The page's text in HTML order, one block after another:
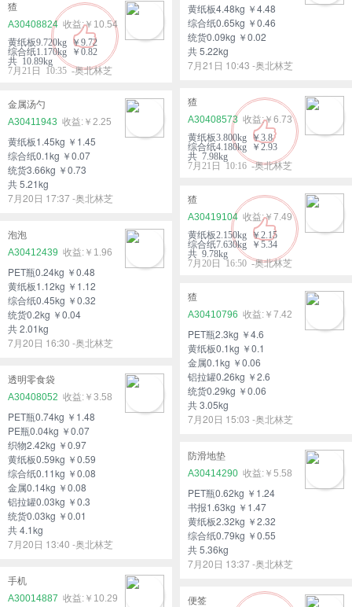
黄纸板4.48kg ￥4.48
综合纸0.65kg ￥0.46
统货0.09kg ￥0.02
共 5.22kg
7月21日 10:43 -奥北林芝
猹
A30408824
￥10.54
黄纸板9.720kg ￥9.72
综合纸1.170kg ￥0.82
共 10.89kg
7月21日 10:35 -奥北林芝
猹
A30408573
￥6.73
黄纸板3.800kg ￥3.8
综合纸4.180kg ￥2.93
共 7.98kg
7月21日 10:16 -奥北林芝
金属汤勺
A30411943
￥2.25
黄纸板1.45kg ￥1.45
综合纸0.1kg ￥0.07
统货3.66kg ￥0.73
共 5.21kg
7月20日 17:37 -奥北林芝
猹
A30419104
￥7.49
黄纸板2.150kg ￥2.15
综合纸7.630kg ￥5.34
共 9.78kg
7月20日 16:50 -奥北林芝
泡泡
A30412439
￥1.96
PET瓶0.24kg ￥0.48
黄纸板1.12kg ￥1.12
综合纸0.45kg ￥0.32
统货0.2kg ￥0.04
共 2.01kg
7月20日 16:30 -奥北林芝
猹
A30410796
￥7.42
PET瓶2.3kg ￥4.6
黄纸板0.1kg ￥0.1
金属0.1kg ￥0.06
铝拉罐0.26kg ￥2.6
统货0.29kg ￥0.06
共 3.05kg
7月20日 15:03 -奥北林芝
透明零食袋
A30408052
￥3.58
PET瓶0.74kg ￥1.48
PE瓶0.04kg ￥0.07
织物2.42kg ￥0.97
黄纸板0.59kg ￥0.59
综合纸0.11kg ￥0.08
金属0.14kg ￥0.08
铝拉罐0.03kg ￥0.3
统货0.03kg ￥0.01
共 4.1kg
7月20日 13:40 -奥北林芝
防滑地垫
A30414290
￥5.58
PET瓶0.62kg ￥1.24
书报1.63kg ￥1.47
黄纸板2.32kg ￥2.32
综合纸0.79kg ￥0.55
共 5.36kg
7月20日 13:37 -奥北林芝
手机
A30014887
￥10.29
便签